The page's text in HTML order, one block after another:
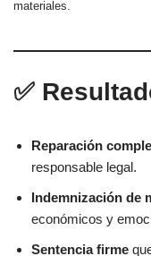
materiales.
✅
Reparación
responsable legal.
Indemnización de
económicos y
Sentencia firme